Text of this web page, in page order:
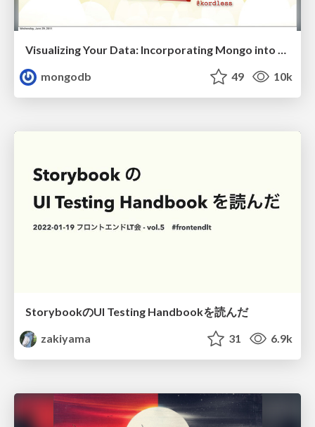
Visualizing Your Data: Incorporating Mongo into Loggly Infrastructure
mongodb
49 10k
StorybookのUI Testing Handbookを読んだ
zakiyama
31 6.9k